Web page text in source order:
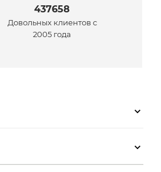
437658
Довольных клиентов с
2005 года